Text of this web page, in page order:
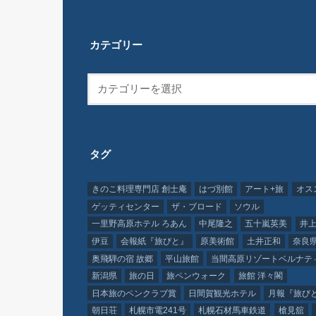
カテゴリー
タグ
きのこ料理専門店 創士庵 はづ別館 アート+旅
オス
ゲッティセンター
ザ・ブロード
ソウル
一里野高原ホテル ろあん
中尾隆之 五十嵐英美
井
伊豆
会報紙『旅びと』 原美術館 土井正和
奈良
奥飛騨の宿 故郷
平山旅館
当間高原リゾートベルナテ
新潟県
旅の日 旅ペンウォーク
旅館 洋々閣
日本旅のペンクラブ賞
日間賀観光ホテル
月報『旅び
朝日荘
札幌市電241号 札幌石材馬車鉄道 槍見舘